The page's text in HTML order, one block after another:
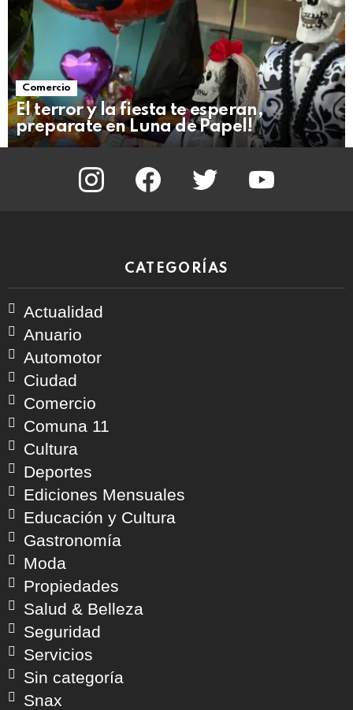
Comercio
El terror y la fiesta te esperan,
preparate en Luna de Papel!
instagram facebook twitter
CATEGORÍAS
Actualidad
Anuario
Automotor
Ciudad
Comercio
Comuna 11
Cultura
Deportes
Ediciones Mensuales
Educación y Cultura
Gastronomía
Moda
Propiedades
Salud & Belleza
Seguridad
Servicios
Sin categoría
Snax